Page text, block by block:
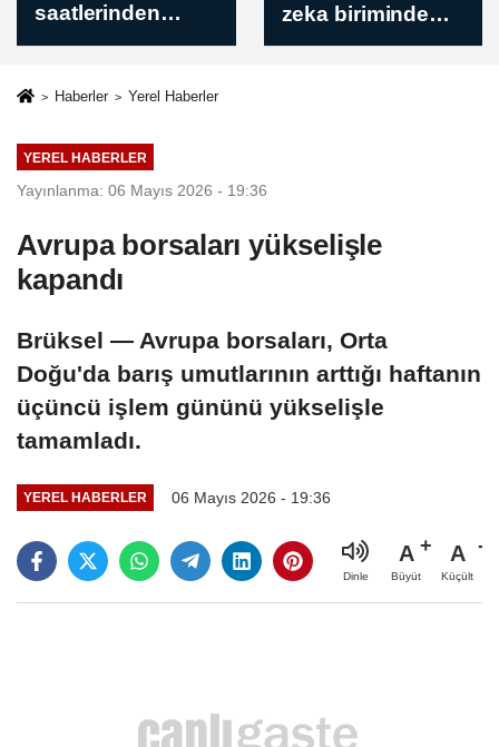
zeka biriminde
üst düzey görev
Şeria'da bazı
beldelere baskın
Haberler Yerel Haberler
YEREL HABERLER
Yayınlanma: 06 Mayıs 2026 - 19:36
Avrupa borsaları yükselişle
kapandı
Brüksel — Avrupa borsaları, Orta
Doğu'da barış umutlarının arttığı haftanın
üçüncü işlem gününü yükselişle
tamamladı.
YEREL HABERLER 06 Mayıs 2026 - 19:36
Dinle
A
Büyüt
A
Küçült